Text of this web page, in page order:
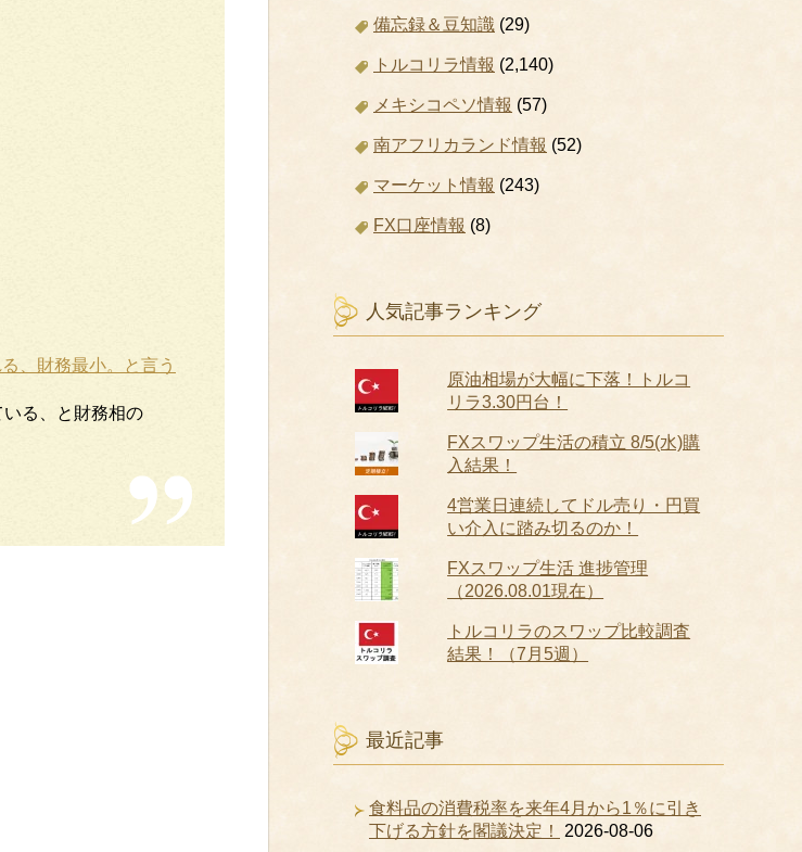
、財務最小。と言う
る、と財務相の
備忘録＆豆知識 (29)
トルコリラ情報 (2,140)
メキシコペソ情報 (57)
南アフリカランド情報 (52)
マーケット情報 (243)
FX口座情報 (8)
人気記事ランキング
原油相場が大幅に下落！トルコ
リラ3.30円台！
FXスワップ生活の積立 8/5(水)購
入結果！
4営業日連続してドル売り・円買
い介入に踏み切るのか！
FXスワップ生活 進捗管理
（2026.08.01現在）
トルコリラのスワップ比較調査
結果！（7月5週）
最近記事
食料品の消費税率を来年4月から1％に引き
下げる方針を閣議決定！
2026-08-06